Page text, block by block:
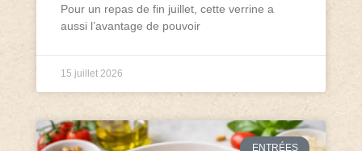
Pour un repas de fin juillet, cette verrine a
aussi l’avantage de pouvoir
15 juillet 2026
ENTRÉES